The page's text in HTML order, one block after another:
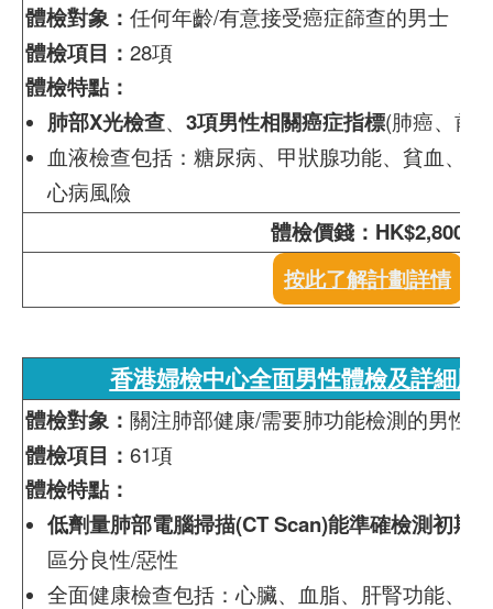
體檢對象： 任何年齡/有意接受癌症篩查的男士
體檢項目： 28項
體檢特點：
肺部X光檢查、 3項男性相關癌症指標(肺癌、前
血液檢查包括：糖尿病、甲狀腺功能、貧血、
心病風險
體檢價錢：HK$2,800
按此了解計劃詳情
香港婦檢中心全面男性體檢及詳細肺
體檢對象： 關注肺部健康/需要肺功能檢測的男性
體檢項目： 61項
體檢特點：
低劑量肺部電腦掃描(CT Scan)能準確檢測初期
區分良性/惡性
全面健康檢查包括：心臟、血脂、肝腎功能、